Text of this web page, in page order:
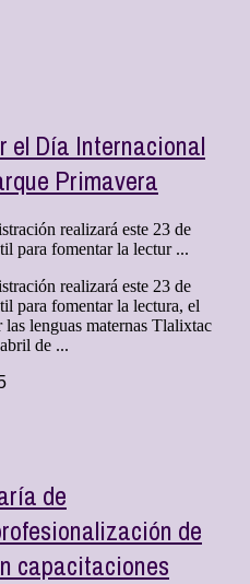
el Día Internacional
Primavera
realizará este 23 de
para fomentar la lectur ...
realizará este 23 de
para fomentar la lectura, el
lenguas maternas Tlalixtac
de ...
de
de
capacitaciones